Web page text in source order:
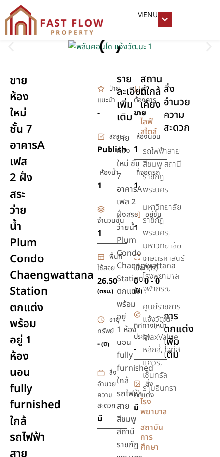
MENU
ขาย
ห้อง
ใหม่
ชั้น 7
อาคารA
เฟส
2 ฝั่ง
สระ
ว่าย
น้ำ
Plum
Condo
Chaengwattana
Station
ตกแต่ง
พร้อม
อยู่ 1
ห้อง
นอน
fully
furnished
ใกล้
รถไฟฟ้า
สาย
ป้าย
แนะนำ
-
ต้องการ
ขาย
สถานะ
Publish
ห้องนอน
1
ห้องน้ำ
1
ที่จอดรถ
1
จำนวนชั้น
1
อยู่ชั้น
1
พื้นที่
ใช้สอย
26.50
(ตรม.)
เนื้อที่(ไร่)
0 - 0 - 0
(ไร่)
อายุ
ทรัพย์
-(ปี)
ทิศทาง(หน้า
ประตู)
-
สิ่ง
อำนวย
ความ
สะดวก
มี
สิ่ง
ตกแต่ง
มี
ราย
ละเอียด
เพิ่ม
เติม
ขาย
ห้อง
ใหม่ ชั้น
7
อาคารA
เฟส 2
ฝั่งสระ
ว่ายน้ำ
Plum
Condo
Chaengwattana
Station
ตกแต่ง
พร้อม
อยู่
1 ห้อง
นอน
fully
furnished
ใกล้
รถไฟฟ้า
สาย
สีชมพู
สถานี
ราชภัฎ
สถาน
ที่ใกล้
เคียง
ไลฟ์
สไตล์
รถไฟฟ้าสาย
สีชมพู สถานี
ราชภัฏ
พระนคร
มหาวิทยาลัย
ราชภัฎ
พระนคร,
มหาวิทยาลัย
เกษตรศาสตร์
โรงพยาบาล
จุฬาภรณ์
ศูนย์ราชการ
แจ้งวัฒนะ
MaxValue
หลักสี่, ไอทีส
แควร์,
เซ็นทรัล
รามอินทรา
โรง
พยาบาล
สถาบัน
การ
ศึกษา
สิ่ง
อำนวย
ความ
สะดวก
สระ
ว่าย
น้ำ
เครื่อง
ปรับ
อากาศ
นอน
ความ
ปลอดภัย
24 ชม.
ยิม,ฟิตเนส
การ
ตกแต่ง
เพิ่ม
เติม
เฟอร์นิเจอร์